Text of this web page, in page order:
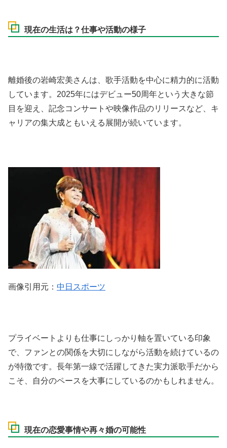
現在の生活は？仕事や活動の様子
離婚後の岩崎宏美さんは、歌手活動を中心に精力的に活動
しています。2025年にはデビュー50周年という大きな節
目を迎え、記念コンサートや映像作品のリリースなど、キ
ャリアの集大成ともいえる展開が続いています。
画像引用元： 中日スポーツ
プライベートよりも仕事にしっかり軸を置いている印象
で、ファンとの関係を大切にしながら活動を続けているの
が特徴です。長年第一線で活躍してきた実力派歌手だから
こそ、自分のペースを大事にしているのかもしれません。
現在の恋愛事情や再々婚の可能性